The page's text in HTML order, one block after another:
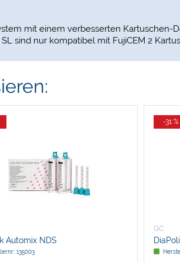
mit einem verbesserten Kartuschen-
sind nur kompatibel mit FujiCEM 2
Automix NDS
135003
-31 %
GC